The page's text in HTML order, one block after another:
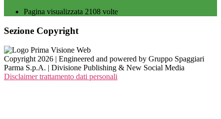
Pagina visualizzata 2108 volte
Sezione Copyright
Copyright 2026 | Engineered and powered by Gruppo Spaggiari
Parma S.p.A. | Divisione Publishing & New Social Media
Disclaimer trattamento dati personali